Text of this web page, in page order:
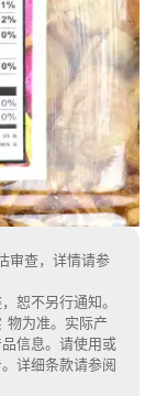
审查，详情请参
恕不另行通知。
物为准。实际产
信息。请使用或
详细条款请参阅